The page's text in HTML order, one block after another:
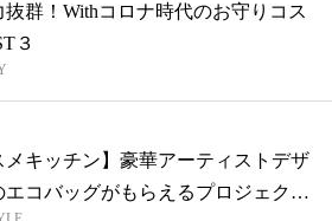
抜群！Withコロナ時代のお守りコス
３
メキッチン】豪華アーティストデザ
エコバッグがもらえるプロジェクト